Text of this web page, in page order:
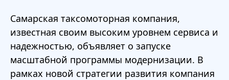
Самарская таксомоторная компания,
известная своим высоким уровнем сервиса и
надежностью, объявляет о запуске
масштабной программы модернизации. В
рамках новой стратегии развития компания